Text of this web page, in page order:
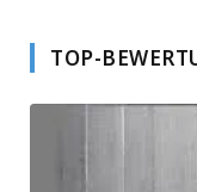
TOP-